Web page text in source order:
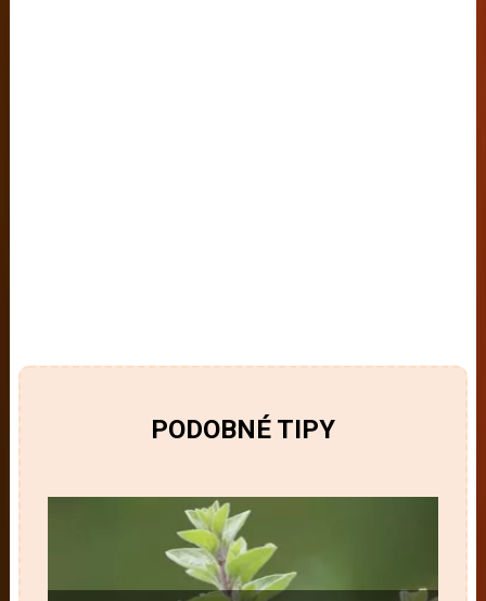
PODOBNÉ TIPY